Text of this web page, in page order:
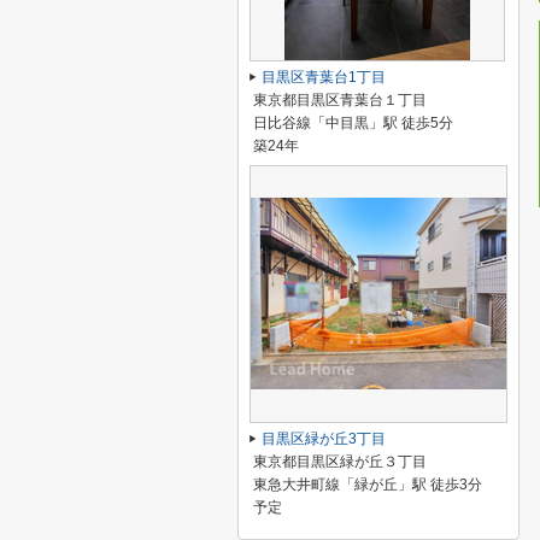
目黒区青葉台1丁目
東京都目黒区青葉台１丁目
日比谷線「中目黒」駅 徒歩5分
築24年
目黒区緑が丘3丁目
東京都目黒区緑が丘３丁目
東急大井町線「緑が丘」駅 徒歩3分
予定